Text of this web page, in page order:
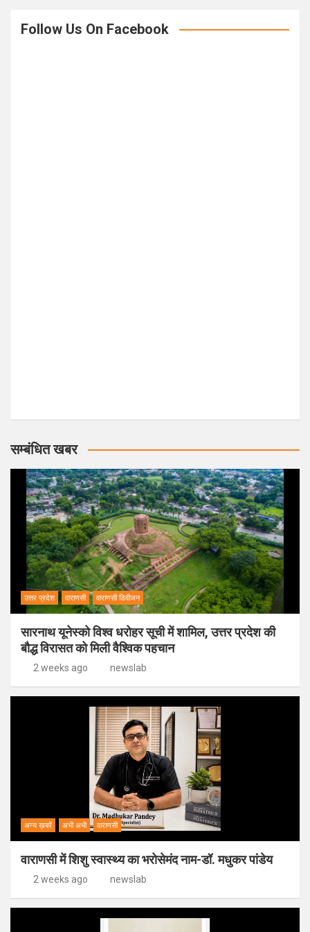
Follow Us On Facebook
सम्बंधित खबर
उत्तर प्रदेश वाराणसी वाराणसी डिवीजन
सारनाथ यूनेस्को विश्व धरोहर सूची में शामिल, उत्तर प्रदेश की
बौद्ध विरासत को मिली वैश्विक पहचान
2 weeks ago newslab
अन्य ख़बरें अभी अभी वाराणसी
वाराणसी में शिशु स्वास्थ्य का भरोसेमंद नाम-डॉ. मधुकर पांडेय
2 weeks ago newslab